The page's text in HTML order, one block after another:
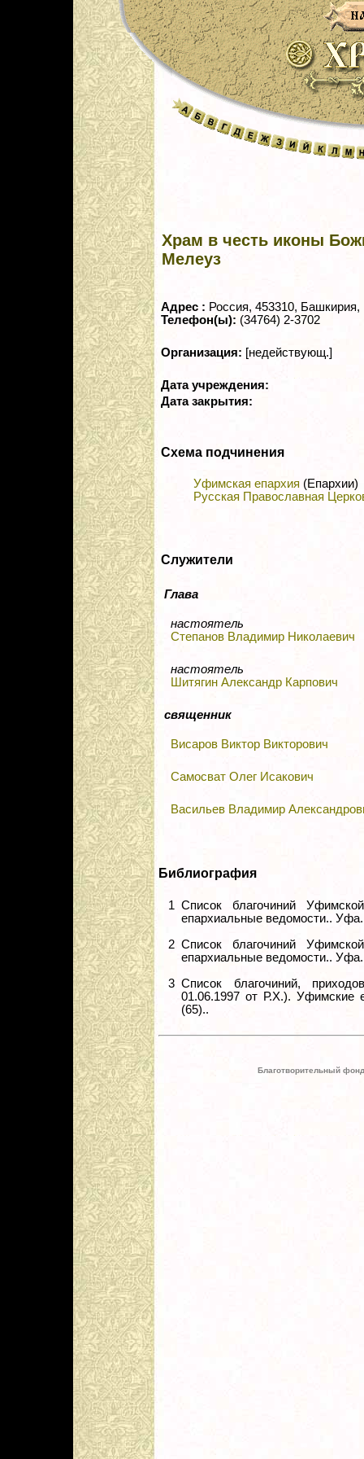
Храм в честь иконы
Мелеуз
Адрес : Россия, 453310,
Телефон(ы): (34764) 2-3702
Организация: [недействующ.]
Дата учреждения:
Дата закрытия:
Схема подчинения
Уфимская епархия (Епархии)
Русская Православная
Служители
Глава
настоятель
Степанов Владимир Николаевич
настоятель
Шитягин Александр Карпович
священник
Висаров Виктор Викторович
Самосват Олег Исакович
Васильев Владимир
Библиография
1 Список благочиний
епархиальные ведомости..
2 Список благочиний
епархиальные ведомости..
3 Список благочиний,
01.06.1997 от Р.Х.).
(65)..
Благотворительный